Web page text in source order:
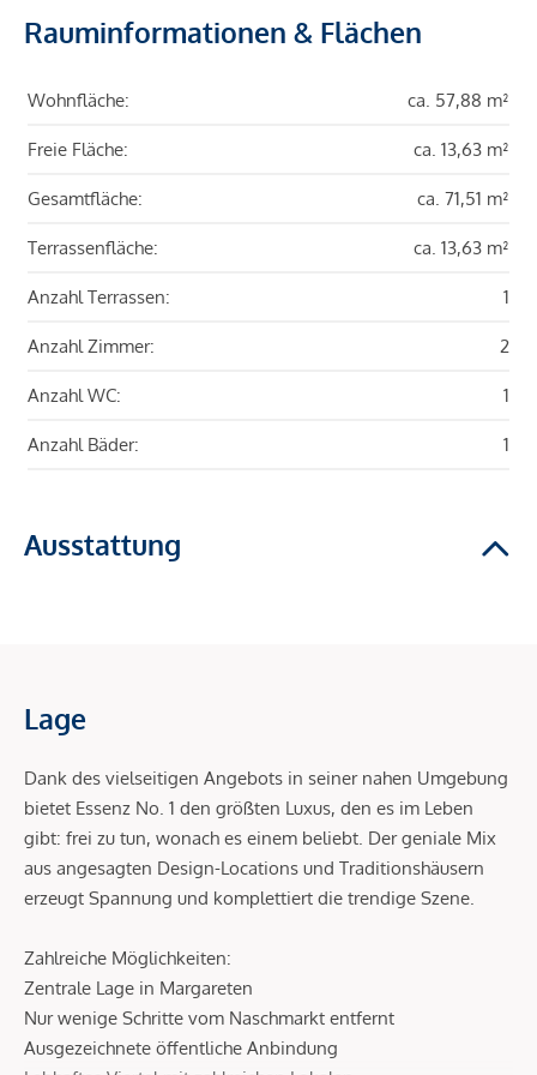
Rauminformationen & Flächen
Wohnfläche: ca. 57,88 m²
Freie Fläche: ca. 13,63 m²
Gesamtfläche: ca. 71,51 m²
Terrassenfläche: ca. 13,63 m²
Anzahl Terrassen: 1
Anzahl Zimmer: 2
Anzahl WC: 1
Anzahl Bäder: 1
Ausstattung
Lage
Dank des vielseitigen Angebots in seiner nahen Umgebung
bietet Essenz No. 1 den größten Luxus, den es im Leben
gibt: frei zu tun, wonach es einem beliebt. Der geniale Mix
aus angesagten Design-Locations und Traditionshäusern
erzeugt Spannung und komplettiert die trendige Szene.
Zahlreiche Möglichkeiten:
Zentrale Lage in Margareten
Nur wenige Schritte vom Naschmarkt entfernt
Ausgezeichnete öffentliche Anbindung